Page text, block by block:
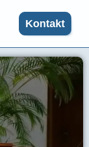
Kontakt